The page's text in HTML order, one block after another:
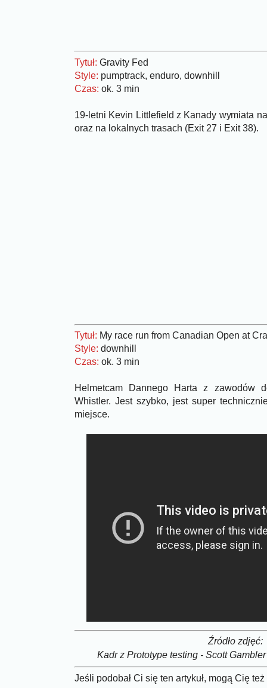
Tytuł: Gravity Fed
Style: pumptrack, enduro, downhill
Czas: ok. 3 min
19-letni Kevin Littlefield z Kanady wymiata
oraz na lokalnych trasach (Exit 27 i Exit 38).
Tytuł: My race run from Canadian Open at
Style: downhill
Czas: ok. 3 min
Helmetcam Dannego Harta z zawodów
Whistler. Jest szybko, jest super
miejsce.
Źródło zdjęć:
Kadr z Prototype testing - Scott
Jeśli podobał Ci się ten artykuł, mogą Cię